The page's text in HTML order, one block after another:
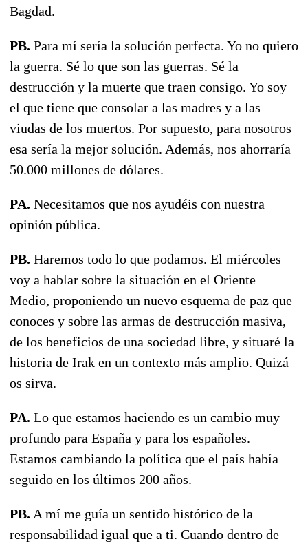
Bagdad.
PB. Para mí sería la solución perfecta. Yo no quiero
la guerra. Sé lo que son las guerras. Sé la
destrucción y la muerte que traen consigo. Yo soy
el que tiene que consolar a las madres y a las
viudas de los muertos. Por supuesto, para nosotros
esa sería la mejor solución. Además, nos ahorraría
50.000 millones de dólares.
PA. Necesitamos que nos ayudéis con nuestra
opinión pública.
PB. Haremos todo lo que podamos. El miércoles
voy a hablar sobre la situación en el Oriente
Medio, proponiendo un nuevo esquema de paz que
conoces y sobre las armas de destrucción masiva,
de los beneficios de una sociedad libre, y situaré la
historia de Irak en un contexto más amplio. Quizá
os sirva.
PA. Lo que estamos haciendo es un cambio muy
profundo para España y para los españoles.
Estamos cambiando la política que el país había
seguido en los últimos 200 años.
PB. A mí me guía un sentido histórico de la
responsabilidad igual que a ti. Cuando dentro de